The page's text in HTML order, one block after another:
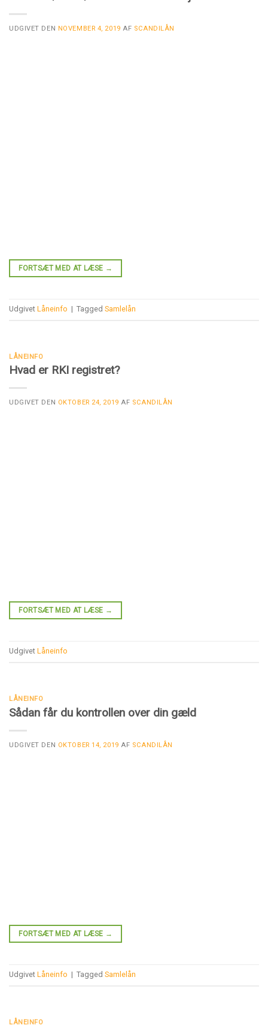
UDGIVET DEN NOVEMBER 4, 2019 AF SCANDILÅN
FORTSÆT MED AT LÆSE →
Udgivet Låneinfo | Tagged Samlelån
LÅNEINFO
Hvad er RKI registret?
UDGIVET DEN OKTOBER 24, 2019 AF SCANDILÅN
FORTSÆT MED AT LÆSE →
Udgivet Låneinfo
LÅNEINFO
Sådan får du kontrollen over din gæld
UDGIVET DEN OKTOBER 14, 2019 AF SCANDILÅN
FORTSÆT MED AT LÆSE →
Udgivet Låneinfo | Tagged Samlelån
LÅNEINFO